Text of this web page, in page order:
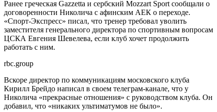
Ранее греческая Gazzetta и сербский Mozzart Sport сообщали о
договоренности Николича с афинским АЕК о переходе.
«Спорт-Экспресс» писал, что тренер требовал уволить
заместителя генерального директора по спортивным вопросам
ЦСКА Евгения Шевелева, если клуб хочет продолжить
работать с ним.
rbc.group
Вскоре директор по коммуникациям московского клуба
Кирилл Брейдо написал в своем телеграм-канале, что у
Николича «прекрасные отношения» с руководством клуба. Он
добавил, что «никаких ультиматумов не было».